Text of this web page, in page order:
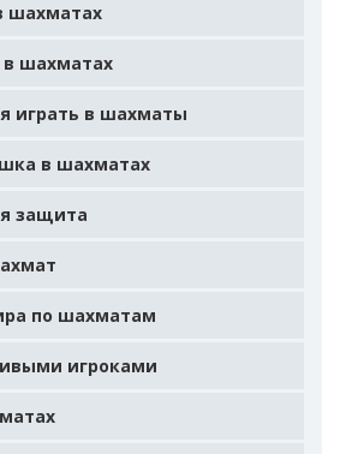
шахматах
шахматах
играть в шахматы
в шахматах
защита
по шахматам
игроками